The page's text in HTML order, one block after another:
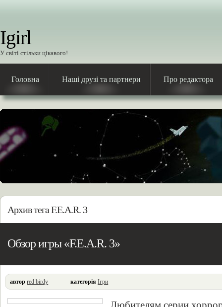
Igirl
У світі стільки цікавого!
Головна Наші друзі та партнери Про редактора
Архив тега F.E.A.R. 3
Обзор игры «F.E.A.R. 3»
автор red birdy категорія Ігри